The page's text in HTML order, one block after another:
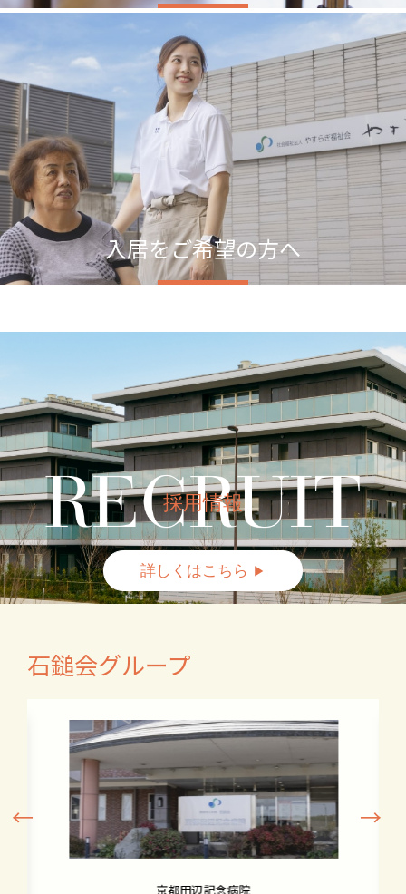
入居をご希望の方へ
採用情報
詳しくはこちら ▶︎
石鎚会グループ
← →
京都田辺記念病院